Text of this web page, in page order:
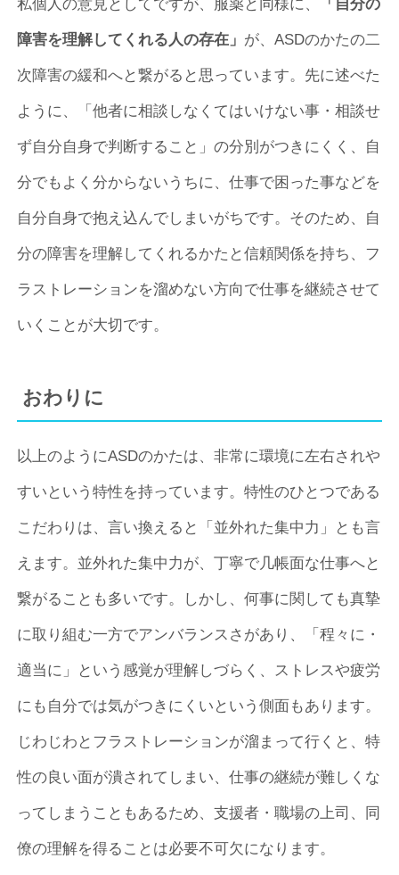
私個人の意見としてですが、服薬と同様に、 「自分の
障害を理解してくれる人の存在」 が、ASDのかたの二
次障害の緩和へと繋がると思っています。先に述べた
ように、「他者に相談しなくてはいけない事・相談せ
ず自分自身で判断すること」の分別がつきにくく、自
分でもよく分からないうちに、仕事で困った事などを
自分自身で抱え込んでしまいがちです。そのため、自
分の障害を理解してくれるかたと信頼関係を持ち、フ
ラストレーションを溜めない方向で仕事を継続させて
いくことが大切です。
おわりに
以上のようにASDのかたは、非常に環境に左右されや
すいという特性を持っています。特性のひとつである
こだわりは、言い換えると「並外れた集中力」とも言
えます。並外れた集中力が、丁寧で几帳面な仕事へと
繋がることも多いです。しかし、何事に関しても真摯
に取り組む一方でアンバランスさがあり、「程々に・
適当に」という感覚が理解しづらく、ストレスや疲労
にも自分では気がつきにくいという側面もあります。
じわじわとフラストレーションが溜まって行くと、特
性の良い面が潰されてしまい、仕事の継続が難しくな
ってしまうこともあるため、支援者・職場の上司、同
僚の理解を得ることは必要不可欠になります。